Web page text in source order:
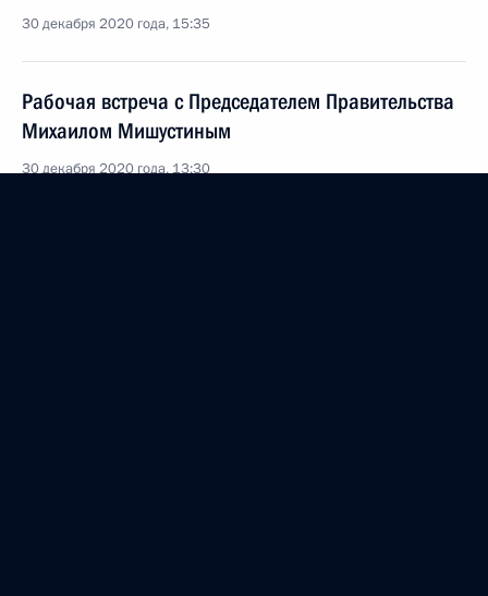
30 декабря 2020 года, 15:35
Рабочая встреча с Председателем Правительства
Михаилом Мишустиным
30 декабря 2020 года, 13:30